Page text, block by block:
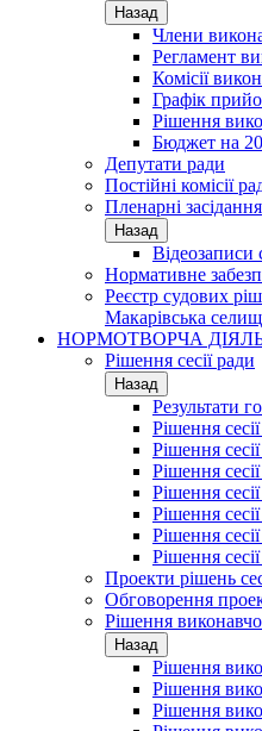
Назад
Члени
Регламент
Комісії
Графік
Рішення
Бюджет на
Депутати ради
Постійні комісії
Пленарні засідання
Назад
Відеозаписи
Нормативне
Реєстр судових
Макарівська
НОРМОТВОРЧА
Рішення сесії ради
Назад
Результати
Рішення
Рішення
Рішення
Рішення
Рішення
Рішення
Рішення
Проекти рішень
Обговорення
Рішення
Назад
Рішення
Рішення
Рішення